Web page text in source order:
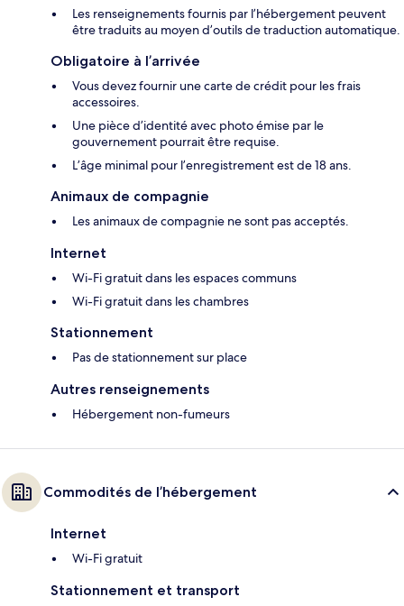
Les renseignements fournis par l’hébergement peuvent
être traduits au moyen d’outils de traduction automatique.
Obligatoire à l’arrivée
Vous devez fournir une carte de crédit pour les frais
accessoires.
Une pièce d’identité avec photo émise par le
gouvernement pourrait être requise.
L’âge minimal pour l’enregistrement est de 18 ans.
Animaux de compagnie
Les animaux de compagnie ne sont pas acceptés.
Internet
Wi-Fi gratuit dans les espaces communs
Wi-Fi gratuit dans les chambres
Stationnement
Pas de stationnement sur place
Autres renseignements
Hébergement non-fumeurs
Commodités de l’hébergement
Internet
Wi-Fi gratuit
Stationnement et transport